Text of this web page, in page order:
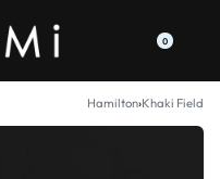
0
Hamilton›Khaki Field